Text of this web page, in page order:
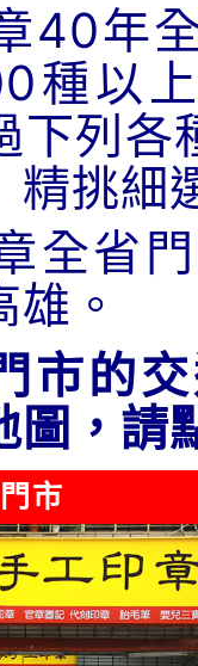
40年
種以
下列各
精挑細
全省
。
市的
圖，請
市